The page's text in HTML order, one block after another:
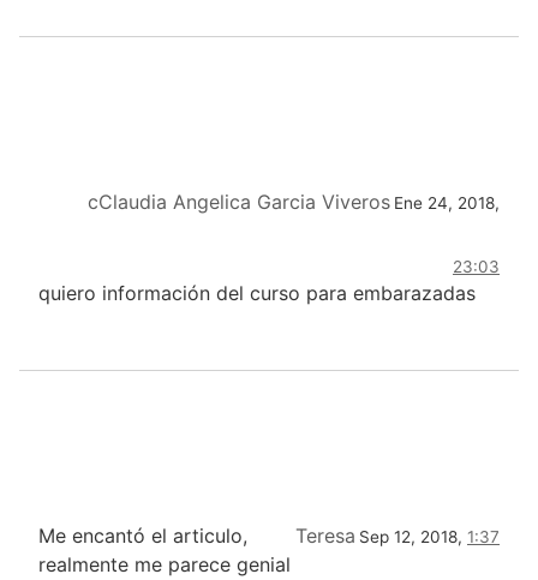
cClaudia Angelica Garcia Viveros Ene 24, 2018,
23:03
quiero información del curso para embarazadas
Teresa Sep 12, 2018, 1:37
Me encantó el articulo,
realmente me parece genial